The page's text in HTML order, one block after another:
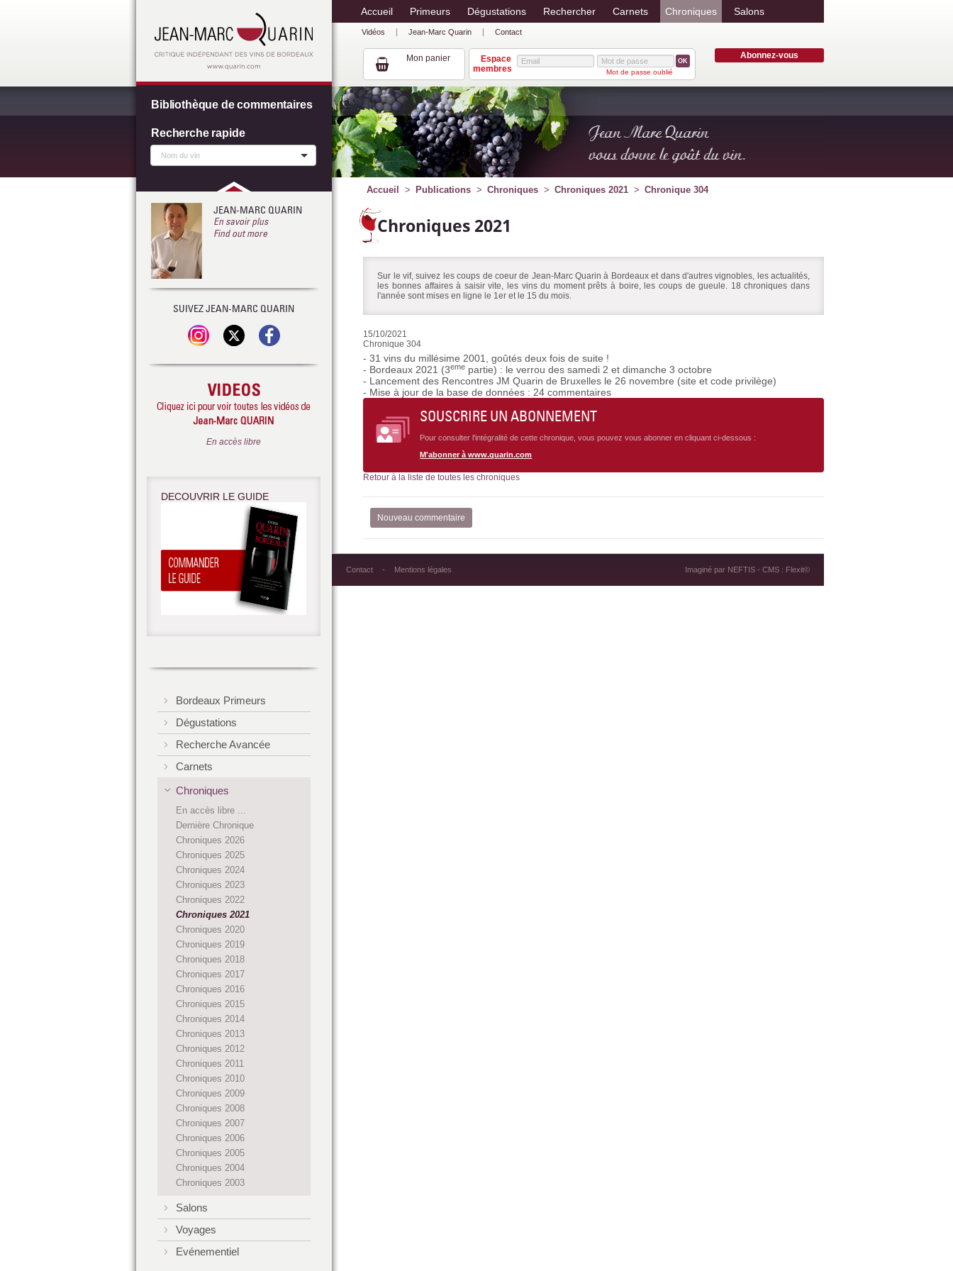
Accueil Primeurs Dégustations Rechercher Carnets Chroniques Salons
Vidéos Jean-Marc Quarin Contact
Mon panier Abonnez-vous
OK
Mot de passe oublié
Espace
membres
Accueil Publications Chroniques Chroniques 2021 Chronique 304
Chroniques 2021
Sur le vif, suivez les coups de coeur de Jean-Marc Quarin à Bordeaux et dans d'autres vignobles, les actualités,
les bonnes affaires à saisir vite, les vins du moment prêts à boire, les coups de gueule. 18 chroniques dans
l'année sont mises en ligne le 1er et le 15 du mois.
15/10/2021
Chronique 304
- 31 vins du millésime 2001, goûtés deux fois de suite !
- Bordeaux 2021 (3eme partie) : le verrou des samedi 2 et dimanche 3 octobre
- Lancement des Rencontres JM Quarin de Bruxelles le 26 novembre (site et code privilège)
- Mise à jour de la base de données : 24 commentaires
SOUSCRIRE UN ABONNEMENT
Pour consulter l'intégralité de cette chronique, vous pouvez vous abonner en cliquant ci-dessous :
M'abonner à www.quarin.com
Retour à la liste de toutes les chroniques
Nouveau commentaire
Contact Mentions légales Imaginé par NEFTIS- CMS : Flexit©
Bibliothèque de commentaires
Recherche rapide
JEAN-MARC QUARIN
En savoir plus
Find out more
SUIVEZ JEAN-MARC QUARIN
En accès libre
DECOUVRIR LE GUIDE
Bordeaux Primeurs
Dégustations
Recherche Avancée
Carnets
Chroniques
En accès libre ...
Dernière Chronique
Chroniques 2026
Chroniques 2025
Chroniques 2024
Chroniques 2023
Chroniques 2022
Chroniques 2021
Chroniques 2020
Chroniques 2019
Chroniques 2018
Chroniques 2017
Chroniques 2016
Chroniques 2015
Chroniques 2014
Chroniques 2013
Chroniques 2012
Chroniques 2011
Chroniques 2010
Chroniques 2009
Chroniques 2008
Chroniques 2007
Chroniques 2006
Chroniques 2005
Chroniques 2004
Chroniques 2003
Salons
Voyages
Evénementiel